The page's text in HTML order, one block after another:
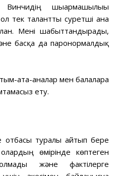
шығармашылығы
тек талантты суретші ғана
Мені шабыттандырады,
басқа да паронормалдық
ата-аналар мен балаларға
ету.
отбасы туралы айтып бере
өмірінде көптеген
және фактілерге